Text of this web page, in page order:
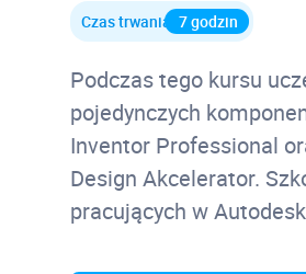
Czas trwania 7 godzin
Podczas tego kursu
pojedynczych
Inventor Professional
Design Akcelerator.
pracujących w